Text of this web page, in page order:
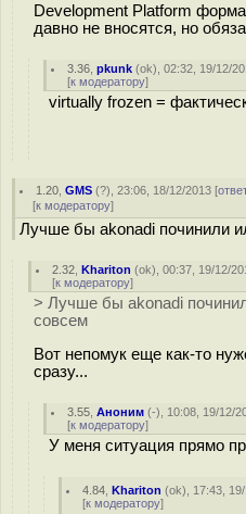
Development Platform
давно не вносятся, но
3.36 ,pkunk (ok), 02:32, 19/12/
[к модератору]
virtually frozen =
1.20 ,GMS (?), 23:06, 18/12/2013 [
[к модератору]
Лучше бы akonadi починили
2.32 ,Khariton (ok), 00:37, 19/12/
[к модератору]
> Лучше бы akonadi
совсем
Вот непомук еще как-то
сразу...
3.55 ,Аноним (-), 10:08, 19/12/
[к модератору]
У меня ситуация прямо
4.84 ,Khariton (ok), 17:43,
[к модератору]